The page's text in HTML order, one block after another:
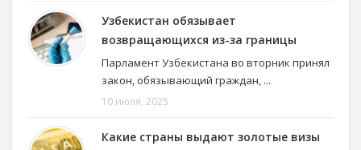
Узбекистан обязывает
возвращающихся из-за границы
Парламент Узбекистана во вторник принял
закон, обязывающий граждан, ...
10 июля, 2025
Какие страны выдают золотые визы